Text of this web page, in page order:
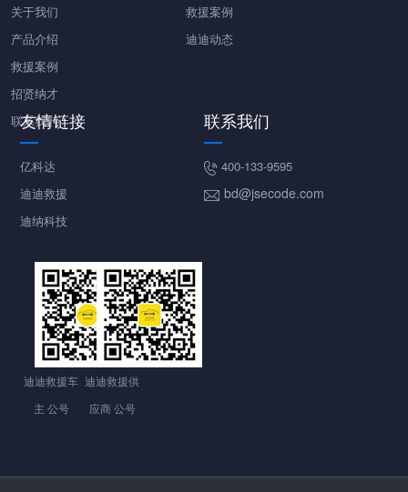
关于我们
产品介绍
救援案例
招贤纳才
联系我们
救援案例
迪迪动态
友情链接
亿科达
迪迪救援
迪纳科技
联系我们
400-133-9595
bd@jsecode.com
迪迪救援车
主 公号
迪迪救援供
应商 公号